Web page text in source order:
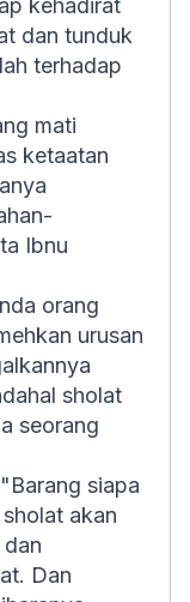
kehadirat
dan tunduk
terhadap
mati
ketaatan
Ibnu
orang
urusan
sholat
seorang
siapa
akan
Dan